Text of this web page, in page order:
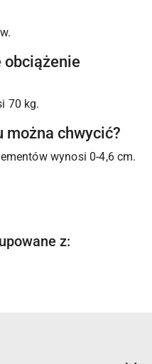
obciążenie
70 kg.
można chwycić?
wynosi 0-4,6 cm.
z: